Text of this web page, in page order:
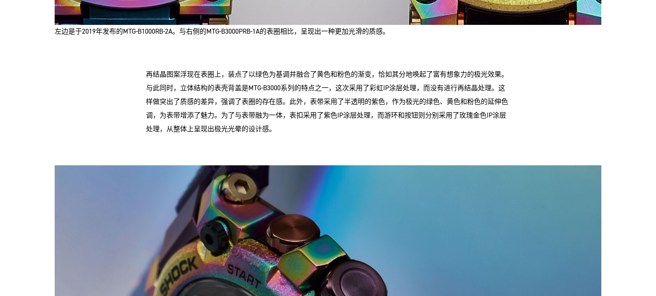
左边是于2019年发布的MTG-B1000RB-2A。与右侧的MTG-B3000PRB-1A的表圈相比，呈现出一种更加光滑的质感。
再结晶图案浮现在表圈上，装点了以绿色为基调并融合了黄色和粉色的渐变，恰如其分地唤起了富有想象力的极光效果。
与此同时，立体结构的表壳背盖是MTG-B3000系列的特点之一，这次采用了彩虹IP涂层处理，而没有进行再结晶处理。这
样做突出了质感的差异，强调了表圈的存在感。此外，表带采用了半透明的紫色，作为极光的绿色、黄色和粉色的延伸色
调，为表带增添了魅力。为了与表带融为一体，表扣采用了紫色IP涂层处理，而游环和按钮则分别采用了玫瑰金色IP涂层
处理，从整体上呈现出极光光晕的设计感。